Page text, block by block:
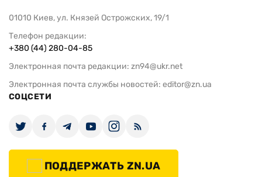
01010 Киев, ул. Князей Острожских, 19/1
Телефон редакции:
+380 (44) 280-04-85
Электронная почта редакции: zn94@ukr.net
Электронная почта службы новостей: editor@zn.ua
СОЦСЕТИ
ПОДДЕРЖАТЬ ZN.UA